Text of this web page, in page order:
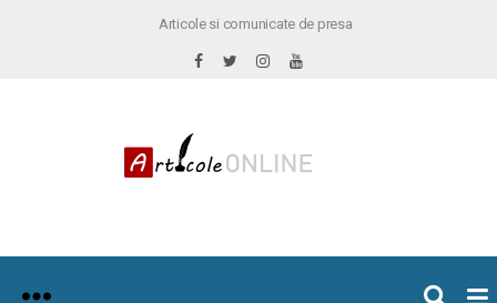
Articole si comunicate de presa